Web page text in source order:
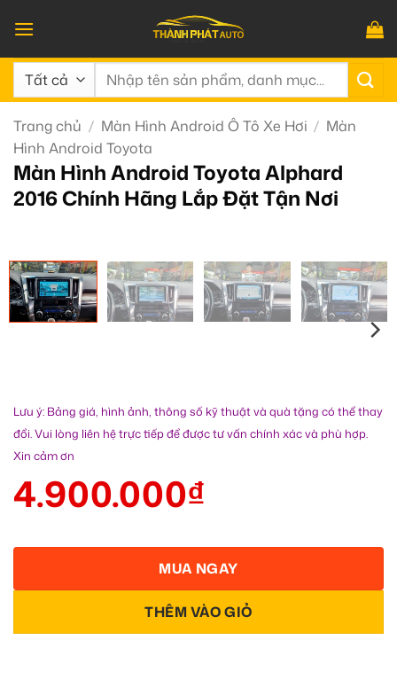
qua
nội
dung
Tìm
Trang chủ / Màn Hình Android Ô Tô Xe Hơi / Màn
Hình Android Toyota
Màn Hình Android Toyota Alphard
2016 Chính Hãng Lắp Đặt Tận Nơi
Lưu ý: Bảng giá, hình ảnh, thông số kỹ thuật và quà tặng có thể thay
đổi. Vui lòng liên hệ trực tiếp để được tư vấn chính xác và phù hợp.
Xin cảm ơn
4.900.000₫
THÊM VÀO GIỎ
MUA NGAY